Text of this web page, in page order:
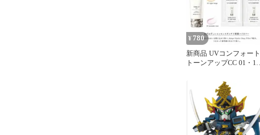
¥ 780
新商品 UVコンフォート
トーンアップCC 01・10